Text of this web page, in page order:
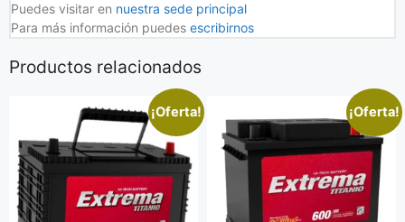
Puedes visitar en nuestra sede principal
Para más información puedes escribirnos
Productos relacionados
¡Oferta! ¡Oferta!